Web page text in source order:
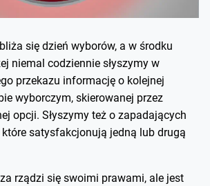
się dzień wyborów, a w środku
niemal codziennie słyszymy w
przekazu informację o kolejnej
wyborczym, skierowanej przez
opcji. Słyszymy też o zapadających
satysfakcjonują jedną lub drugą
rządzi się swoimi prawami, ale jest